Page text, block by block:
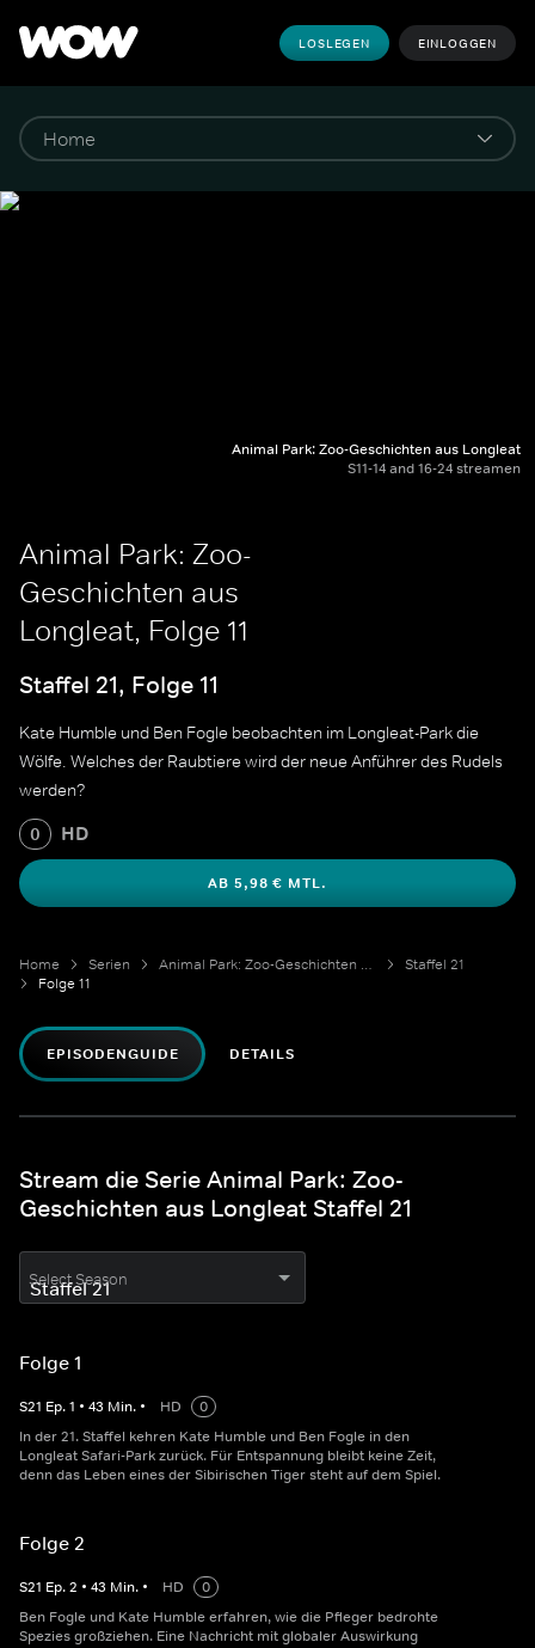
LOSLEGEN EINLOGGEN
Animal Park: Zoo-Geschichten aus Longleat
S11-14 and 16-24 streamen
Animal Park: Zoo-
Geschichten aus
Longleat, Folge 11
Staffel 21, Folge 11
Kate Humble und Ben Fogle beobachten im Longleat-Park die
Wölfe. Welches der Raubtiere wird der neue Anführer des Rudels
werden?
0 HD
AB 5,98 € MTL.
Home Serien Animal Park: Zoo-Geschichten aus Longleat
Staffel 21
Folge 11
EPISODENGUIDE DETAILS
Stream die Serie Animal Park: Zoo-
Geschichten aus Longleat Staffel 21
Select Season
Folge 1
S21 Ep.1 • 43 Min. • HD
0
In der 21. Staffel kehren Kate Humble und Ben Fogle in den
Longleat Safari-Park zurück. Für Entspannung bleibt keine Zeit,
denn das Leben eines der Sibirischen Tiger steht auf dem Spiel.
Folge 2
S21 Ep.2 • 43 Min. • HD
0
Ben Fogle und Kate Humble erfahren, wie die Pfleger bedrohte
Spezies großziehen. Eine Nachricht mit globaler Auswirkung